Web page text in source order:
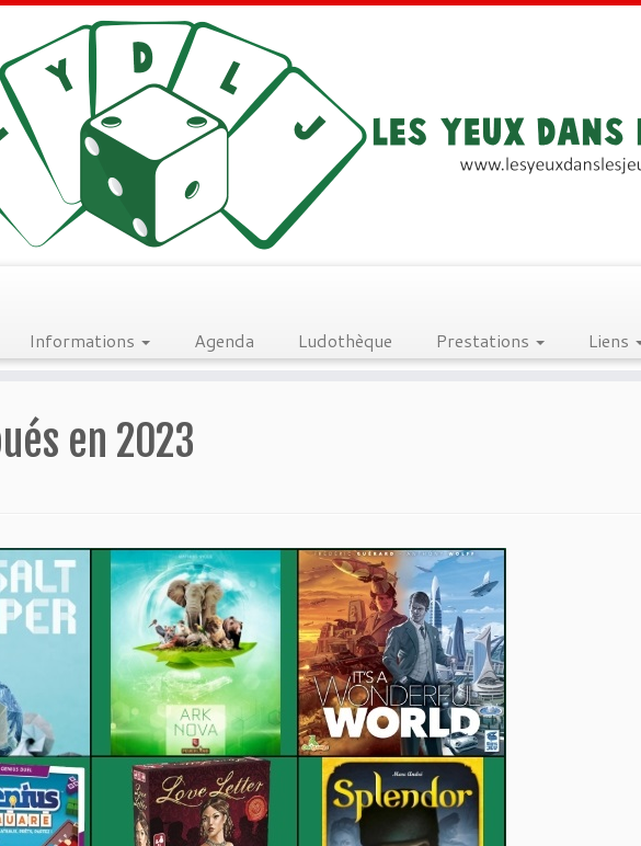
Informations Agenda Ludothèque Prestations Liens
en 2023